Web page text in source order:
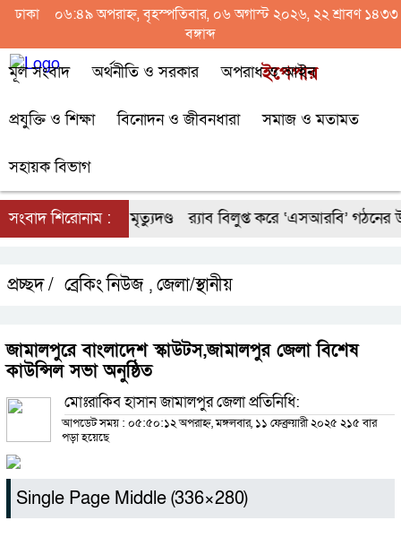
ঢাকা
০৬:৪৯ অপরাহ্ন, বৃহস্পতিবার, ০৬ অগাস্ট ২০২৬, ২২ শ্রাবণ ১৪৩৩
বঙ্গাব্দ
মূল সংবাদ অর্থনীতি ও সরকার অপরাধ ও আইন
প্রযুক্তি ও শিক্ষা বিনোদন ও জীবনধারা সমাজ ও মতামত
সহায়ক বিভাগ
ইপেপার
সংবাদ শিরোনাম :
প্রধান আসামির মৃত্যুদণ্ড র‌্যাব বিলুপ্ত করে ‘এসআরবি’ গঠনের
প্রচ্ছদ / ব্রেকিং নিউজ , জেলা/স্থানীয়
জামালপুরে বাংলাদেশ স্কাউটস,জামালপুর জেলা বিশেষ
কাউন্সিল সভা অনুষ্ঠিত
মোঃরাকিব হাসান জামালপুর জেলা প্রতিনিধি:
আপডেট সময় : ০৫:৫০:১২ অপরাহ্ন, মঙ্গলবার, ১১ ফেব্রুয়ারী ২০২৫২১৫ বার
পড়া হয়েছে
Single Page Middle (336×280)